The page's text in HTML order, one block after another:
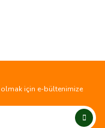
için e-bültenimize